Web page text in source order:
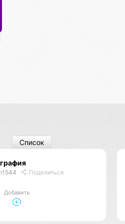
Поделиться
Добавить
Список